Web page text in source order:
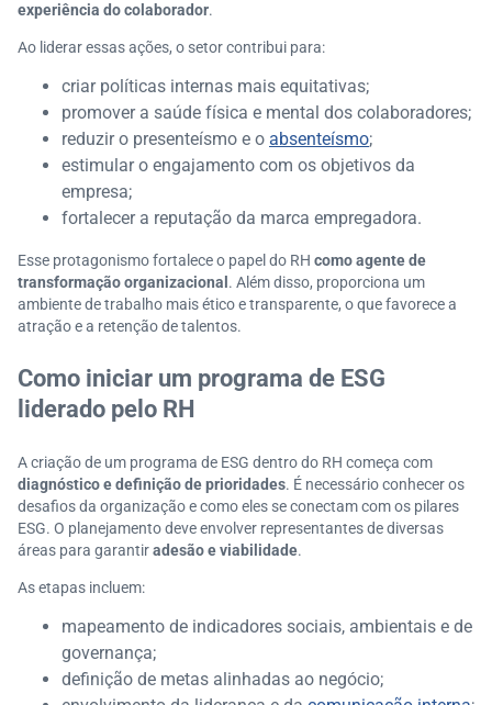
experiência do colaborador.
Ao liderar essas ações, o setor contribui para:
criar políticas internas mais equitativas;
promover a saúde física e mental dos colaboradores;
reduzir o presenteísmo e o absenteísmo;
estimular o engajamento com os objetivos da
empresa;
fortalecer a reputação da marca empregadora.
Esse protagonismo fortalece o papel do RH como agente de
transformação organizacional . Além disso, proporciona um
ambiente de trabalho mais ético e transparente, o que favorece a
atração e a retenção de talentos.
Como iniciar um programa de ESG
liderado pelo RH
A criação de um programa de ESG dentro do RH começa com
diagnóstico e definição de prioridades. É necessário conhecer os
desafios da organização e como eles se conectam com os pilares
ESG. O planejamento deve envolver representantes de diversas
áreas para garantiradesão e viabilidade.
As etapas incluem:
mapeamento de indicadores sociais, ambientais e de
governança;
definição de metas alinhadas ao negócio;